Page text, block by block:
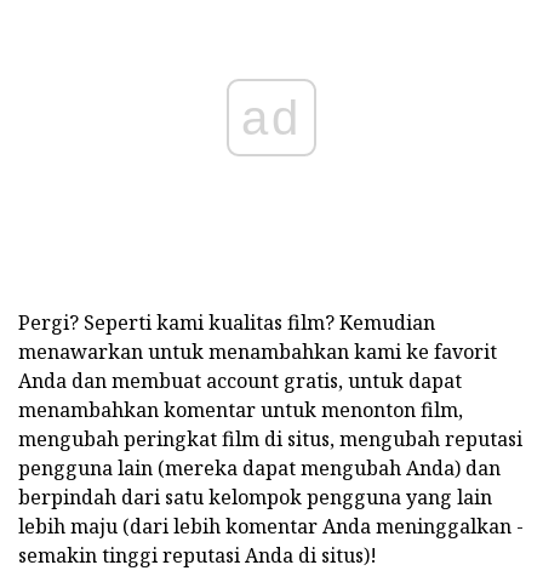
ad
Pergi? Seperti kami kualitas film? Kemudian
menawarkan untuk menambahkan kami ke favorit
Anda dan membuat account gratis, untuk dapat
menambahkan komentar untuk menonton film,
mengubah peringkat film di situs, mengubah reputasi
pengguna lain (mereka dapat mengubah Anda) dan
berpindah dari satu kelompok pengguna yang lain
lebih maju (dari lebih komentar Anda meninggalkan -
semakin tinggi reputasi Anda di situs)!